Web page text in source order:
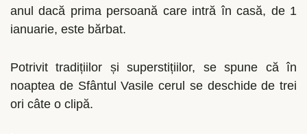
anul dacă prima persoană care intră în casă, de 1
ianuarie, este bărbat.
Potrivit tradițiilor și superstițiilor, se spune că în
noaptea de Sfântul Vasile cerul se deschide de trei
ori câte o clipă.